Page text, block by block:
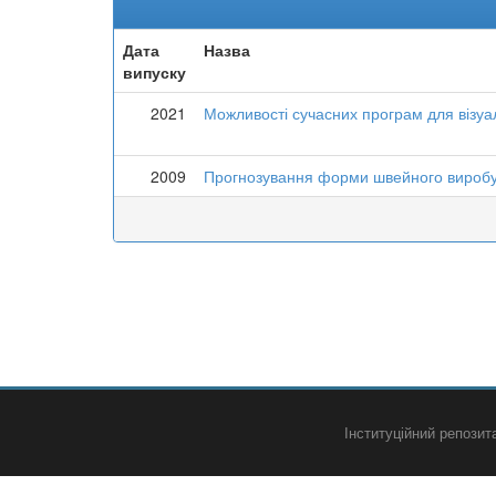
Дата
випуску
Назва
2021 Можливості сучасних програм для
2009
Прогнозування форми швейного виробу
Інституційний